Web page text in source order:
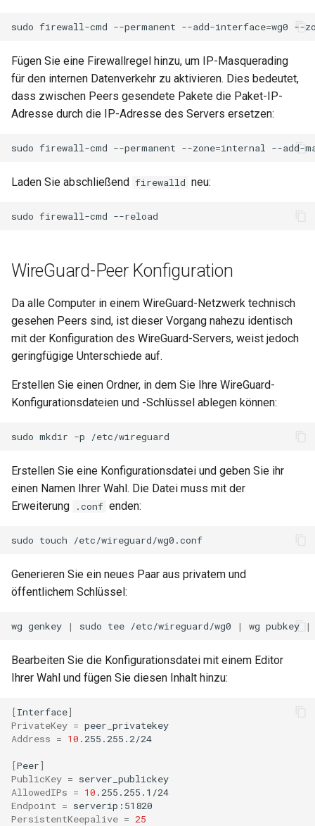
sudo firewall-cmd --permanent --add-interface=wg0 --
Fügen Sie eine Firewallregel hinzu, um IP-Masquerading
für den internen Datenverkehr zu aktivieren. Dies bedeutet,
dass zwischen Peers gesendete Pakete die Paket-IP-
Adresse durch die IP-Adresse des Servers ersetzen:
sudo firewall-cmd --permanent --zone=internal
Laden Sie abschließend firewalld neu:
sudo firewall-cmd
WireGuard-Peer Konfiguration
Da alle Computer in einem WireGuard-Netzwerk technisch
gesehen Peers sind, ist dieser Vorgang nahezu identisch
mit der Konfiguration des WireGuard-Servers, weist jedoch
geringfügige Unterschiede auf.
Erstellen Sie einen Ordner, in dem Sie Ihre WireGuard-
Konfigurationsdateien und -Schlüssel ablegen können:
sudo mkdir -p
Erstellen Sie eine Konfigurationsdatei und geben Sie ihr
einen Namen Ihrer Wahl. Die Datei muss mit der
Erweiterung
.conf enden:
sudo touch
Generieren Sie ein neues Paar aus privatem und
öffentlichem Schlüssel:
wg genkey | sudo tee /etc/wireguard/wg0 | wg pubkey |
Bearbeiten Sie die Konfigurationsdatei mit einem Editor
Ihrer Wahl und fügen Sie diesen Inhalt hinzu:
[Interface]
PrivateKey =
Address = 10 .255.255.2/24
[Peer]
PublicKey =
AllowedIPs = 10
Endpoint =
PersistentKeepalive = 25